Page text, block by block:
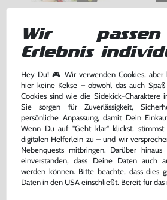
DE/EN, mit OVP, gebraucht
-93% bisher 5,99 €
0,40 €
Warenkorb
Wir
Erlebnis
Hey Du! 🎮 Wir verwenden Cookies, aber
hier keine Kekse – obwohl das auch
Cookies sind wie die Sidekick-Charaktere
Sie sorgen für Zuverlässigkeit,
persönliche Anpassung, damit Dein
Wenn Du auf "Geht klar" klickst,
digitalen Helferlein zu – und wir
Nebenquests mitbringen. Darüber
einverstanden, dass Deine Daten auch
werden können. Bitte beachte, dass dies
Daten in den USA einschließt. Bereit für das